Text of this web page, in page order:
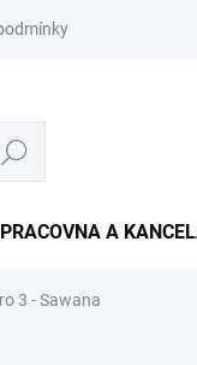
Podmínky
Hledat
PRACOVNA A
3 - Sawana